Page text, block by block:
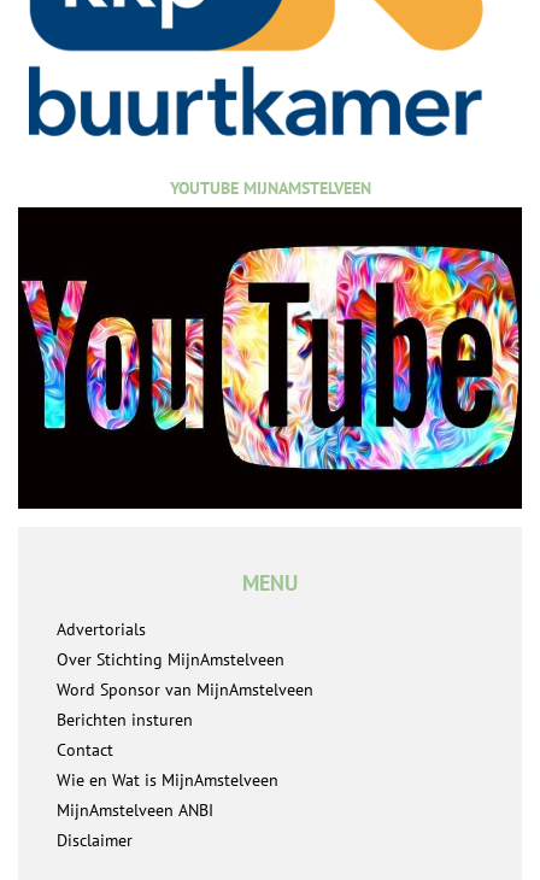
YOUTUBE MIJNAMSTELVEEN
MENU
Advertorials
Over Stichting MijnAmstelveen
Word Sponsor van MijnAmstelveen
Berichten insturen
Contact
Wie en Wat is MijnAmstelveen
MijnAmstelveen ANBI
Disclaimer